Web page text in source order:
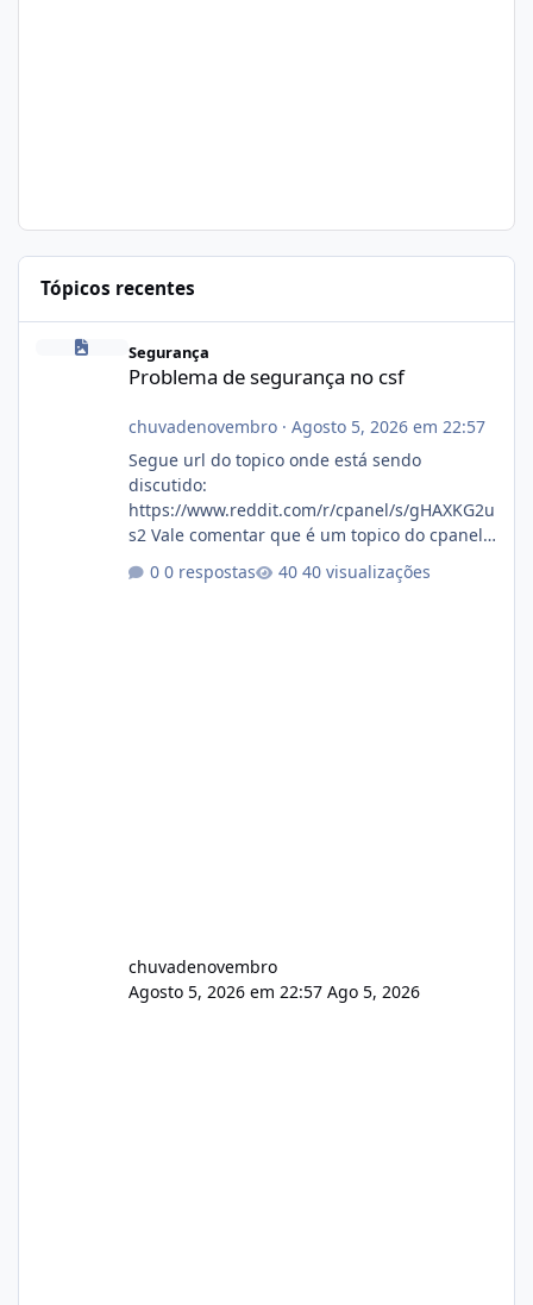
Tópicos recentes
Segurança
Problema de segurança no csf
chuvadenovembro· Agosto 5, 2026 em 22:57
Segue url do topico onde está sendo
discutido:
https://www.reddit.com/r/cpanel/s/gHAXKG2u
s2 Vale comentar que é um topico do cpanel...
0 respostas 40 visualizações
chuvadenovembro
Agosto 5, 2026 em 22:57 Ago 5, 2026